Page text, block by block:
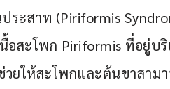
ระสาท (Piriformis
อสะโพก Piriformis ที่อยู่บ
ยให้สะโพกและต้นขาสาม